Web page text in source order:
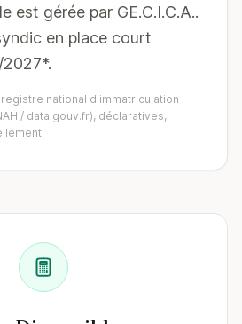
est gérée par GE.C.I.C.A..
en place court
national d'immatriculation
/ data.gouv.fr), déclaratives,